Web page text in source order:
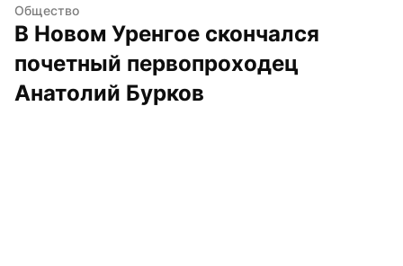
Общество
В Новом Уренгое скончался
почетный первопроходец
Анатолий Бурков